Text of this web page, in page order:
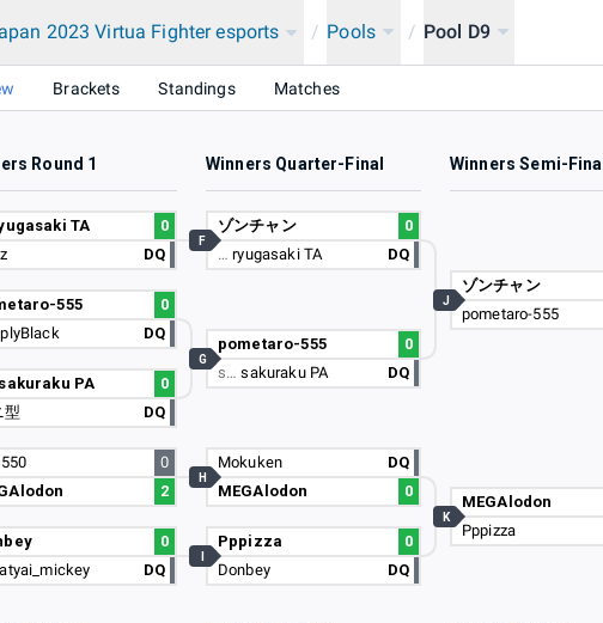
2023 Virtua Fighter esports / Pools / Pool D9
Brackets Standings Matches
Round 1 Winners Quarter-Final Winners Semi-Final
TA
0
DQ
555
0
DQ
sakuraku PA
0
型
DQ
0
2
0
DQ
ゾンチャン
0
…ryugasaki TA DQ
F
pometaro-555
0
s…sakuraku PA DQ
G
Mokuken
DQ
MEGAlodon
0
H
Pppizza
0
Donbey
DQ
ゾンチャン
pometaro-555
J
MEGAlodon
Pppizza
K